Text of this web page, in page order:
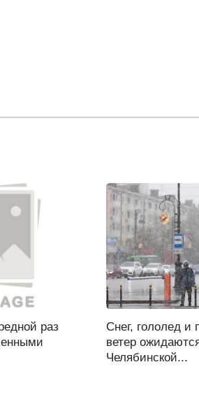
раз
Снег, гололед и
ветер
Челябинской...